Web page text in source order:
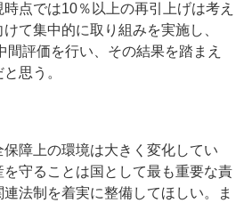
点では10％以上の再引上げは考え
て集中的に取り組みを実施し、
間評価を行い、その結果を踏まえ
思う。
障上の環境は大きく変化してい
守ることは国として最も重要な責
法制を着実に整備してほしい。ま